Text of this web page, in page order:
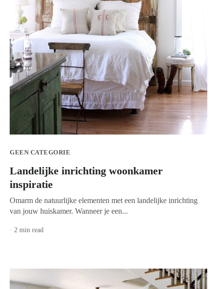
GEEN CATEGORIE
Landelijke inrichting woonkamer
inspiratie
Omarm de natuurlijke elementen met een landelijke inrichting
van jouw huiskamer. Wanneer je een...
· 2 min read